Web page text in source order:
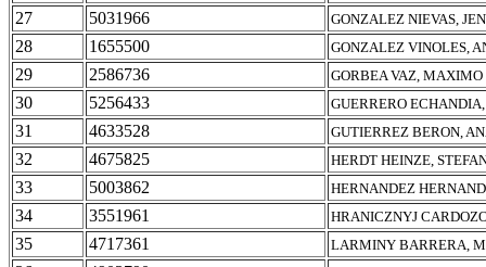
27 5031966 GONZALEZ NIEVAS,
28 1655500 GONZALEZ VINOLES,
29 2586736 GORBEA VAZ, MAXIMO
30 5256433 GUERRERO
31 4633528 GUTIERREZ BERON,
32 4675825 HERDT HEINZE,
33 5003862 HERNANDEZ
34 3551961 HRANICZNYJ
35 4717361 LARMINY BARRERA,